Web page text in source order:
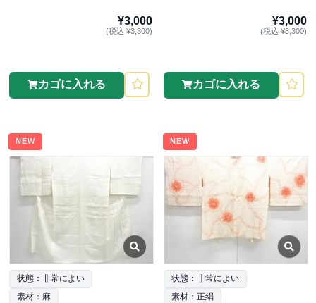
¥3,000
(税込 ¥3,300)
カゴに入れる
¥3,000
(税込 ¥3,300)
カゴに入れる
NEW
状態：非常によい
素材：麻
NEW
状態：非常によい
素材：正絹